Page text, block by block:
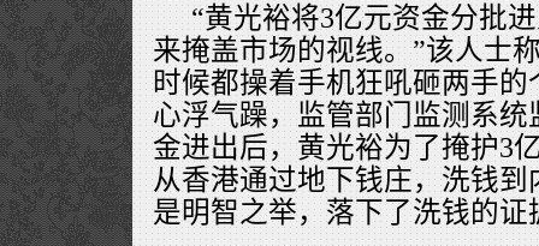
“黄光裕将3亿元资金分批
来掩盖市场的视线。”该人士
时候都操着手机狂吼砸两手
心浮气躁，监管部门监测系
金进出后，黄光裕为了掩护3
从香港通过地下钱庄，洗钱
是明智之举，落下了洗钱的证